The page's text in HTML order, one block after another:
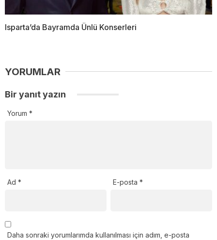
Isparta’da Bayramda Ünlü Konserleri
YORUMLAR
Bir yanıt yazın
Yorum *
Ad * E-posta*
Daha sonraki yorumlarımda kullanılması için adım, e-posta